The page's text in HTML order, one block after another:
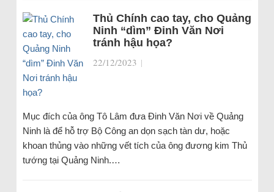
Thủ Chính cao tay, cho Quảng
Ninh “dìm” Đinh Văn Nơi
tránh hậu họa?
22/12/2023 |
Mục đích của ông Tô Lâm đưa Đinh Văn Nơi về Quảng
Ninh là để hỗ trợ Bộ Công an dọn sạch tàn dư, hoặc
khoan thủng vào những vết tích của ông đương kim Thủ
tướng tại Quảng Ninh.…